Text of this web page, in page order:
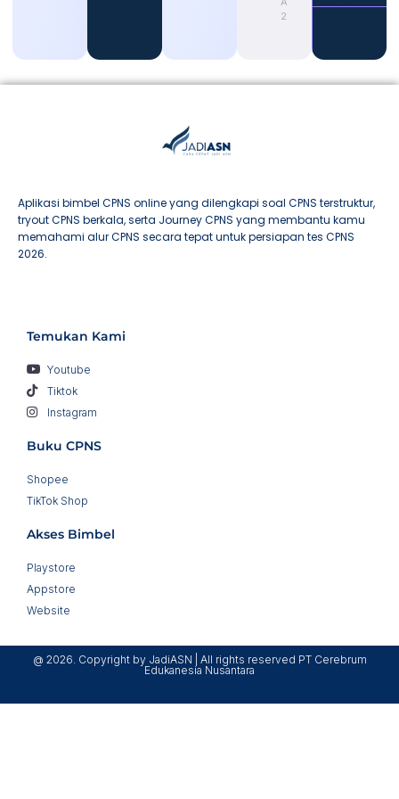
2026
Aplikasi bimbel CPNS online yang dilengkapi soal CPNS terstruktur,
tryout CPNS berkala, serta Journey CPNS yang membantu kamu
memahami alur CPNS secara tepat untuk persiapan tes CPNS
2026.
Temukan Kami
Youtube
Tiktok
Instagram
Buku CPNS
Shopee
TikTok Shop
Akses Bimbel
Playstore
Appstore
Website
@ 2026. Copyright by JadiASN | All rights reserved PT Cerebrum
Edukanesia Nusantara